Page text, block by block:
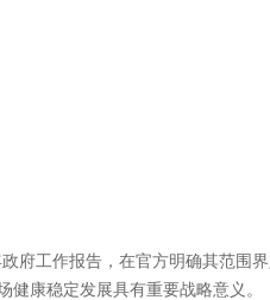
府工作报告，在官方明确其范围
康稳定发展具有重要战略意义。